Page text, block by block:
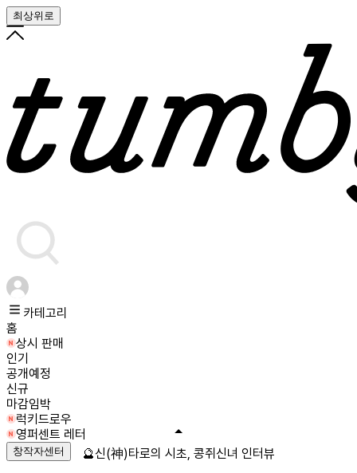
최상위로
카테고리
홈
상시 판매
인기
공개예정
신규
마감임박
럭키드로우
영퍼센트 레터
창작자센터 🔮신(神)타로의 시초, 콩쥐신녀 인터뷰